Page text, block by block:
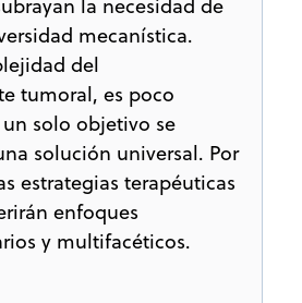
la necesidad de
mecanística.
del
tumoral, es poco
solo objetivo se
solución universal. Por
estrategias terapéuticas
enfoques
y multifacéticos.